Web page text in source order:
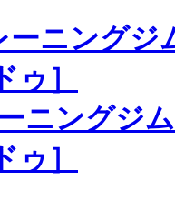
ニングジム
ゥ］